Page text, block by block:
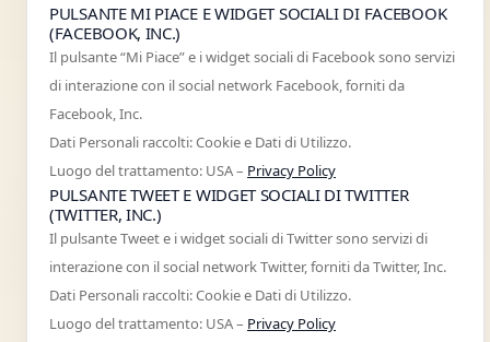
PULSANTE MI PIACE E WIDGET SOCIALI DI FACEBOOK
(FACEBOOK, INC.)
Il pulsante “Mi Piace” e i widget sociali di Facebook sono servizi
di interazione con il social network Facebook, forniti da
Facebook, Inc.
Dati Personali raccolti: Cookie e Dati di Utilizzo.
Luogo del trattamento: USA – Privacy Policy
PULSANTE TWEET E WIDGET SOCIALI DI TWITTER
(TWITTER, INC.)
Il pulsante Tweet e i widget sociali di Twitter sono servizi di
interazione con il social network Twitter, forniti da Twitter, Inc.
Dati Personali raccolti: Cookie e Dati di Utilizzo.
Luogo del trattamento: USA – Privacy Policy